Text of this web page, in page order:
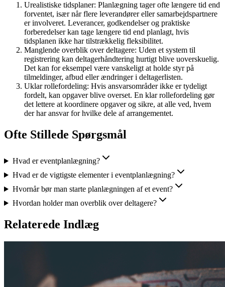
Urealistiske tidsplaner: Planlægning tager ofte længere tid end
forventet, især når flere leverandører eller samarbejdspartnere
er involveret. Leverancer, godkendelser og praktiske
forberedelser kan tage længere tid end planlagt, hvis
tidsplanen ikke har tilstrækkelig fleksibilitet.
Manglende overblik over deltagere: Uden et system til
registrering kan deltagerhåndtering hurtigt blive uoverskuelig.
Det kan for eksempel være vanskeligt at holde styr på
tilmeldinger, afbud eller ændringer i deltagerlisten.
Uklar rollefordeling: Hvis ansvarsområder ikke er tydeligt
fordelt, kan opgaver blive overset. En klar rollefordeling gør
det lettere at koordinere opgaver og sikre, at alle ved, hvem
der har ansvar for hvilke dele af arrangementet.
Ofte Stillede Spørgsmål
Hvad er eventplanlægning?
Hvad er de vigtigste elementer i eventplanlægning?
Hvornår bør man starte planlægningen af et event?
Hvordan holder man overblik over deltagere?
Relaterede Indlæg